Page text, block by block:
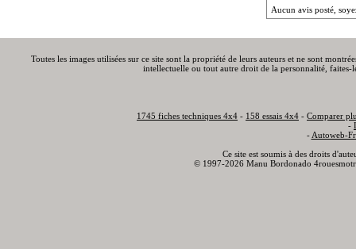
Aucun avis posté,
Toutes les images utilisées sur ce site sont la propriété de leurs auteurs et ne sont
intellectuelle ou tout autre droit de la personnalité,
1745 fiches techniques 4x4 - 158 essais 4x4 - Comparer
-
- Autoweb-
Ce site est soumis à des droits
© 1997-2026 Manu Bordonado